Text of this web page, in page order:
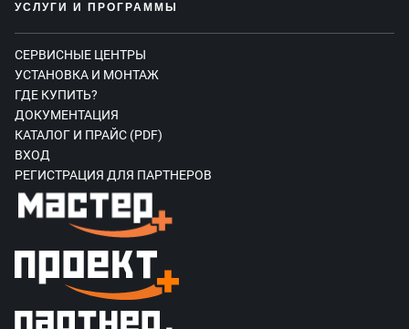
УСЛУГИ И ПРОГРАММЫ
СЕРВИСНЫЕ ЦЕНТРЫ
УСТАНОВКА И МОНТАЖ
ГДЕ КУПИТЬ?
ДОКУМЕНТАЦИЯ
КАТАЛОГ И ПРАЙС (PDF)
ВХОД
РЕГИСТРАЦИЯ ДЛЯ ПАРТНЕРОВ